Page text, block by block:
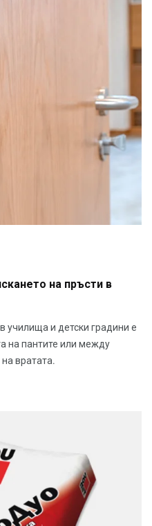
на пръсти в
училища и детски градини е
на пантите или между
вратата.